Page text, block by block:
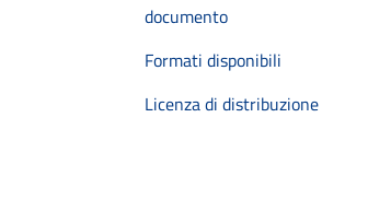
documento
Formati disponibili
Licenza di distribuzione